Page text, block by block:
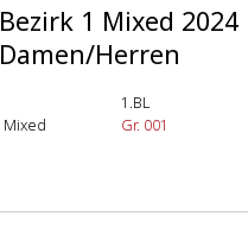
Bezirk 1 Mixed 2024
Damen/Herren
1.BL
Mixed
Gr. 001